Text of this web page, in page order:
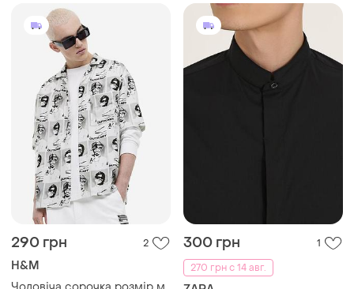
290 грн 2
H&M
300 грн
1
270 грн с 14 авг.